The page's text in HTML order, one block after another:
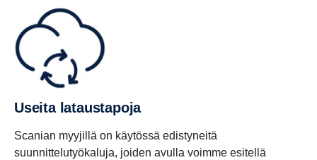
Useita lataus­ta­poja
Scanian myyjillä on käytössä edistyneitä
suunnittelutyökaluja, joiden avulla voimme esitellä